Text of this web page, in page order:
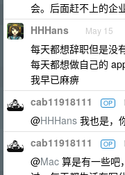
会。后面赶不上的企
HHHans May 15
每天都想辞职但是没
每天都想做自己的
我早已麻痹
cab11918111 OP
@HHHans 我也是，
cab11918111 OP
@Mac 算是有一些吧